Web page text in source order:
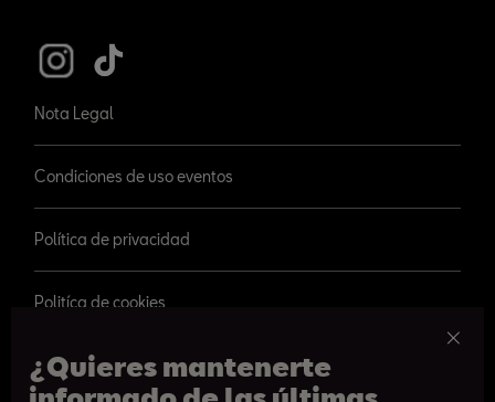
¿Quieres mantenerte
Nota Legal
Condiciones de uso eventos
Política de privacidad
Politíca de cookies